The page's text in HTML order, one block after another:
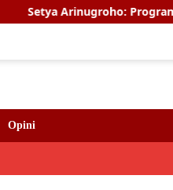
Arinugroho: Program Magang
Opini